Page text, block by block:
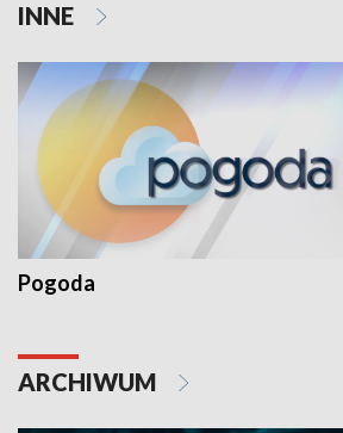
INNE
Pogoda
ARCHIWUM